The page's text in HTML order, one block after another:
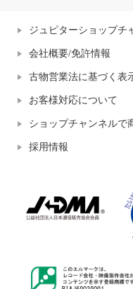
ジュピターショップチ
会社概要/免許情報
古物営業法に基づく表
お客様対応について
ショップチャンネルで
採用情報